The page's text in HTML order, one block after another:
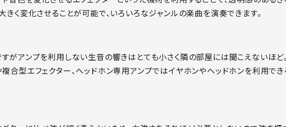
く変化させることが可能で、いろいろなジャンルの楽曲を演奏できます。
がアンプを利用しない生音の響きはとても小さく隣の部屋には聞こえないほど。
合型エフェクター、ヘッドホン専用アンプではイヤホンやヘッドホンを利用で